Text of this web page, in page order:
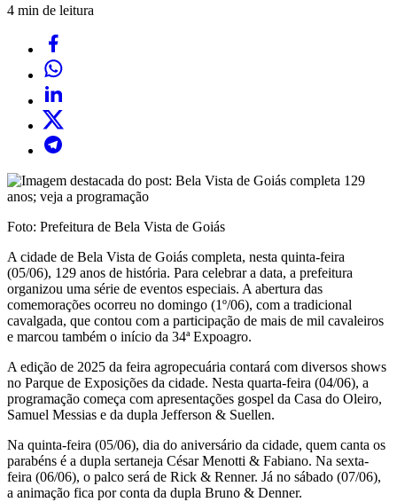
4 min de leitura
Foto: Prefeitura de Bela Vista de Goiás
A cidade de Bela Vista de Goiás completa, nesta quinta-feira
(05/06), 129 anos de história. Para celebrar a data, a prefeitura
organizou uma série de eventos especiais. A abertura das
comemorações ocorreu no domingo (1º/06), com a tradicional
cavalgada, que contou com a participação de mais de mil cavaleiros
e marcou também o início da 34ª Expoagro.
A edição de 2025 da feira agropecuária contará com diversos shows
no Parque de Exposições da cidade. Nesta quarta-feira (04/06), a
programação começa com apresentações gospel da Casa do Oleiro,
Samuel Messias e da dupla Jefferson & Suellen.
Na quinta-feira (05/06), dia do aniversário da cidade, quem canta os
parabéns é a dupla sertaneja César Menotti & Fabiano. Na sexta-
feira (06/06), o palco será de Rick & Renner. Já no sábado (07/06),
a animação fica por conta da dupla Bruno & Denner.